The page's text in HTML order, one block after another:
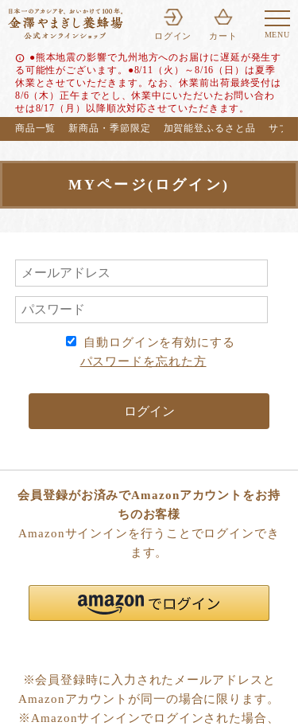
MENU
ログイン カート
info ●熊本地震の影響で九州地方へのお届けに遅延が発生す
る可能性がございます。●8/11（火）～8/16（日）は夏季
休業とさせていただきます。なお、休業前出荷最終受付は
8/6（木）正午までとし、休業中にいただいたお問い合わ
せは8/17（月）以降順次対応させていただきます。
商品一覧
新商品・季節限定 加賀能登ふるさと品 サブ
MYページ(ログイン)
自動ログインを有効にする
パスワードを忘れた方
会員登録がお済みでAmazonアカウントをお持
ちのお客様
Amazonサインインを行うことでログインでき
ます。
※会員登録時に入力されたメールアドレスと
Amazonアカウントが同一の場合に限ります。
※Amazonサインインでログインされた場合、